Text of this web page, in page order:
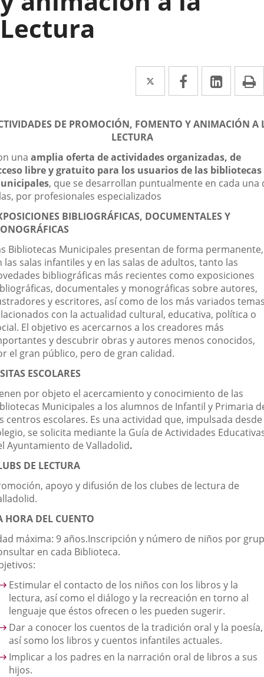
Lectura
Twitter
Enlace
a
una
externa.
Facebook
Enlace
a
una
externa.
Enlace
a
una
DE PROMOCIÓN, FOMENTO Y ANIMACIÓN A
LECTURA
una amplia oferta de actividades organizadas, de
libre y gratuito para los usuarios de las bibliotecas
, que se desarrollan puntualmente en cada una
por profesionales especializados
BIBLIOGRÁFICAS, DOCUMENTALES Y
Bibliotecas Municipales presentan de forma permanente,
las salas infantiles y en las salas de adultos, tanto las
bibliográficas más recientes como exposiciones
documentales y monográficas sobre autores,
y escritores, así como de los más variados
con la actualidad cultural, educativa, política o
El objetivo es acercarnos a los creadores más
y descubrir obras y autores menos conocidos,
el gran público, pero de gran calidad.
ESCOLARES
por objeto el acercamiento y conocimiento de las
Municipales a los alumnos de Infantil y Primaria
centros escolares. Es una actividad que, impulsada
se solicita mediante la Guía de Actividades
Ayuntamiento de Valladolid.
DE LECTURA
apoyo y difusión de los clubes de lectura de
HORA DEL CUENTO
máxima: 9 años.Inscripción y número de niños por
en cada Biblioteca.
Estimular el contacto de los niños con los libros y la
lectura, así como el diálogo y la recreación en torno al
lenguaje que éstos ofrecen o les pueden sugerir.
Dar a conocer los cuentos de la tradición oral y la poesía,
así somo los libros y cuentos infantiles actuales.
Implicar a los padres en la narración oral de libros a sus
hijos.